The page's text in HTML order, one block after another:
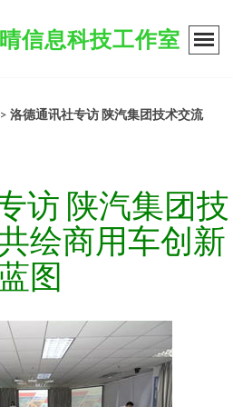
信息科技工作室
> 洛德通讯社专访 陕汽集团技术交流
访 陕汽集团技
绘商用车创新
图